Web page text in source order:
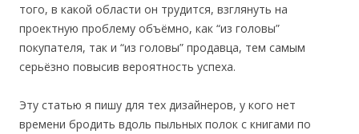
того, в какой области он трудится, взглянуть на
проектную проблему объёмно, как “из головы”
покупателя, так и “из головы” продавца, тем самым
серьёзно повысив вероятность успеха.
Эту статью я пишу для тех дизайнеров, у кого нет
времени бродить вдоль пыльных полок с книгами по